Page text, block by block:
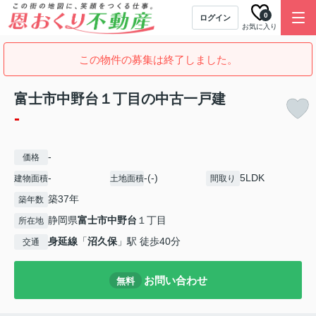
ログイン
お気に入り
0
この物件の募集は終了しました。
富士市中野台１丁目の中古一戸建
-
価格 -
建物面積- 土地面積-(-) 間取り 5LDK
築年数 築37年
所在地 静岡県富士市中野台 １丁目
交通 身延線 「沼久保 」駅 徒歩40分
無料 お問い合わせ